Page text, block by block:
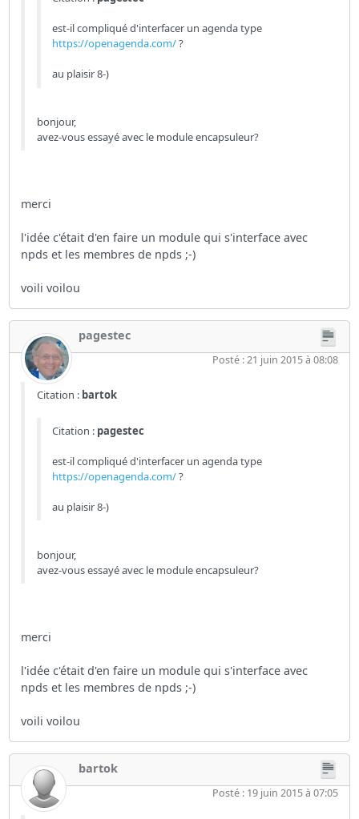
est-il compliqué d'interfacer un agenda type
https://openagenda.com/?
au plaisir 8-)
bonjour,
avez-vous essayé avec le module encapsuleur?
merci
l'idée c'était d'en faire un module qui s'interface avec
npds et les membres de npds ;-)
voili voilou
pagestec
Posté : 21 juin 2015 à 08:08
Citation : bartok
Citation : pagestec
est-il compliqué d'interfacer un agenda type
https://openagenda.com/?
au plaisir 8-)
bonjour,
avez-vous essayé avec le module encapsuleur?
merci
l'idée c'était d'en faire un module qui s'interface avec
npds et les membres de npds ;-)
voili voilou
bartok
Posté : 19 juin 2015 à 07:05